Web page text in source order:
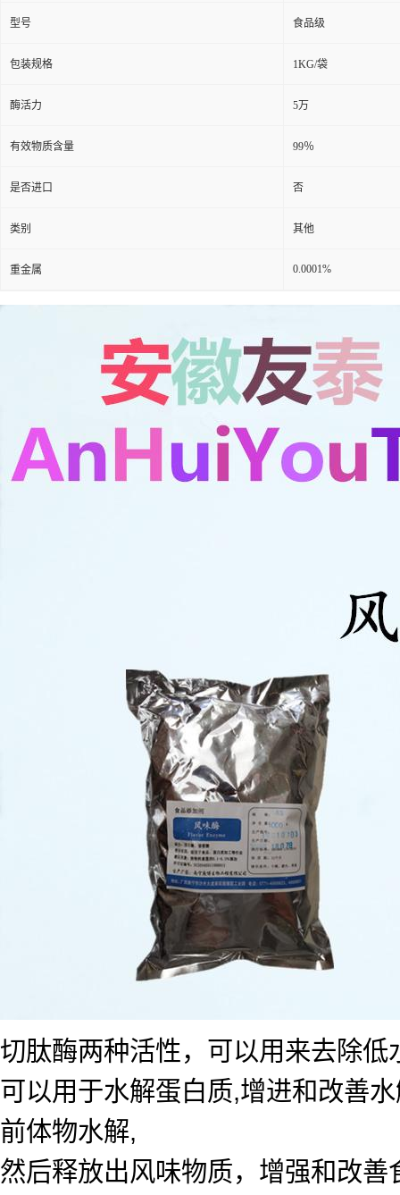
型号 食品级
包装规格 1KG/袋
酶活力 5万
有效物质含量 99％
是否进口 否
类别 其他
重金属 0.0001%
切肽酶两种活性，可以用来去除
可以用于水解蛋白质,增进和改善
前体物水解,
然后释放出风味物质，增强和改